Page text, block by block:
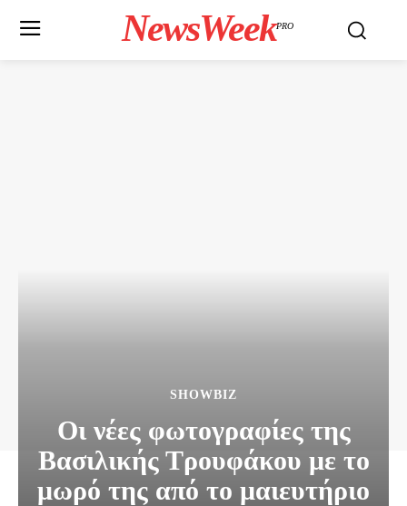
NewsWeekPRO
SHOWBIZ
Οι νέες φωτογραφίες της
Βασιλικής Τρουφάκου με το
μωρό της από το μαιευτήριο